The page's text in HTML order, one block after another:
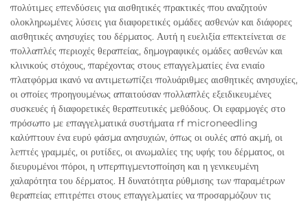
πολύτιμες επενδύσεις για αισθητικές πρακτικές που αναζητούν
ολοκληρωμένες λύσεις για διαφορετικές ομάδες ασθενών και διάφορες
αισθητικές ανησυχίες του δέρματος. Αυτή η ευελιξία επεκτείνεται σε
πολλαπλές περιοχές θεραπείας, δημογραφικές ομάδες ασθενών και
κλινικούς στόχους, παρέχοντας στους επαγγελματίες ένα ενιαίο
πλατφόρμα ικανό να αντιμετωπίζει πολυάριθμες αισθητικές ανησυχίες,
οι οποίες προηγουμένως απαιτούσαν πολλαπλές εξειδικευμένες
συσκευές ή διαφορετικές θεραπευτικές μεθόδους. Οι εφαρμογές στο
πρόσωπο με επαγγελματικά συστήματα rf microneedling
καλύπτουν ένα ευρύ φάσμα ανησυχιών, όπως οι ουλές από ακμή, οι
λεπτές γραμμές, οι ρυτίδες, οι ανωμαλίες της υφής του δέρματος, οι
διευρυμένοι πόροι, η υπερπιγμεντοποίηση και η γενικευμένη
χαλαρότητα του δέρματος. Η δυνατότητα ρύθμισης των παραμέτρων
θεραπείας επιτρέπει στους επαγγελματίες να προσαρμόζουν τις